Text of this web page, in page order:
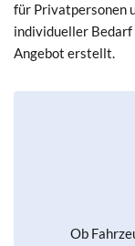
für Privatpersonen
individueller
Angebot erstellt.
Ob